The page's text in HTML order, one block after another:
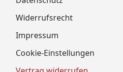
Widerrufsrecht
Impressum
Cookie-Einstellungen